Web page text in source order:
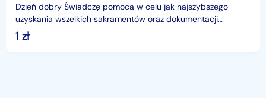
Dzień dobry Świadczę pomocą w celu jak najszybszego
uzyskania wszelkich sakramentów oraz dokumentacji
kościelnych związanych z przygotowaniami do sakrament
1 zł